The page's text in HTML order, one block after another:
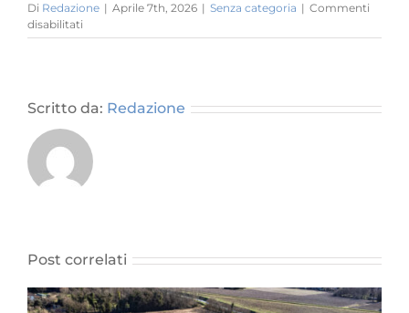
Di Redazione | Aprile 7th, 2026 | Senza categoria | Commenti
disabilitati
VILLA
torna
città!
Scritto da: Redazione
Post correlati